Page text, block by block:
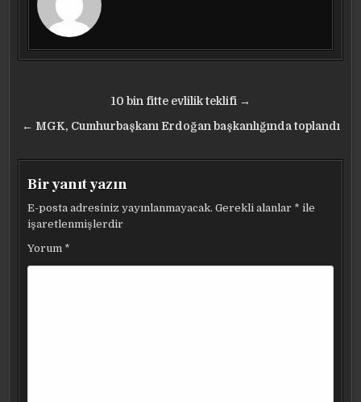
gezinmesi
10 bin fitte evlilik teklifi →
← MGK, Cumhurbaşkanı Erdoğan başkanlığında toplandı
Bir yanıt yazın
E-posta adresiniz yayınlanmayacak. Gerekli alanlar * ile
işaretlenmişlerdir
Yorum *